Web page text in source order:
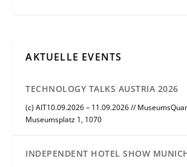
AKTUELLE EVENTS
TECHNOLOGY TALKS AUSTRIA 2026
(c) AIT10.09.2026 – 11.09.2026 //
Museumsplatz 1, 1070
INDEPENDENT HOTEL SHOW